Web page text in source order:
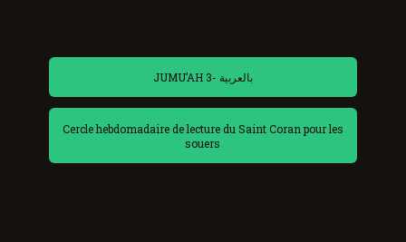
JUMU’AH 3- بالعربية
Cercle hebdomadaire de lecture du Saint Coran pour les
souers